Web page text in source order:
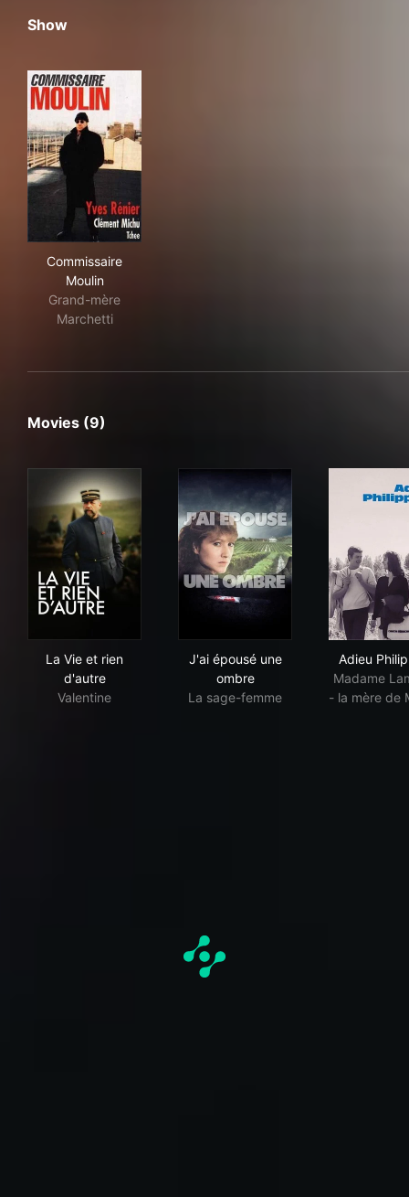
Show
Commissaire
Moulin
Grand-mère
Marchetti
Movies (9)
La Vie et rien
d'autre
Valentine
J'ai épousé une
ombre
La sage-femme
Adieu
Madame
- la mère de